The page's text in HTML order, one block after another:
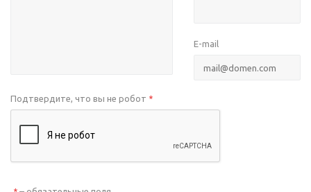
E-mail
Подтвердите, что вы не робот *